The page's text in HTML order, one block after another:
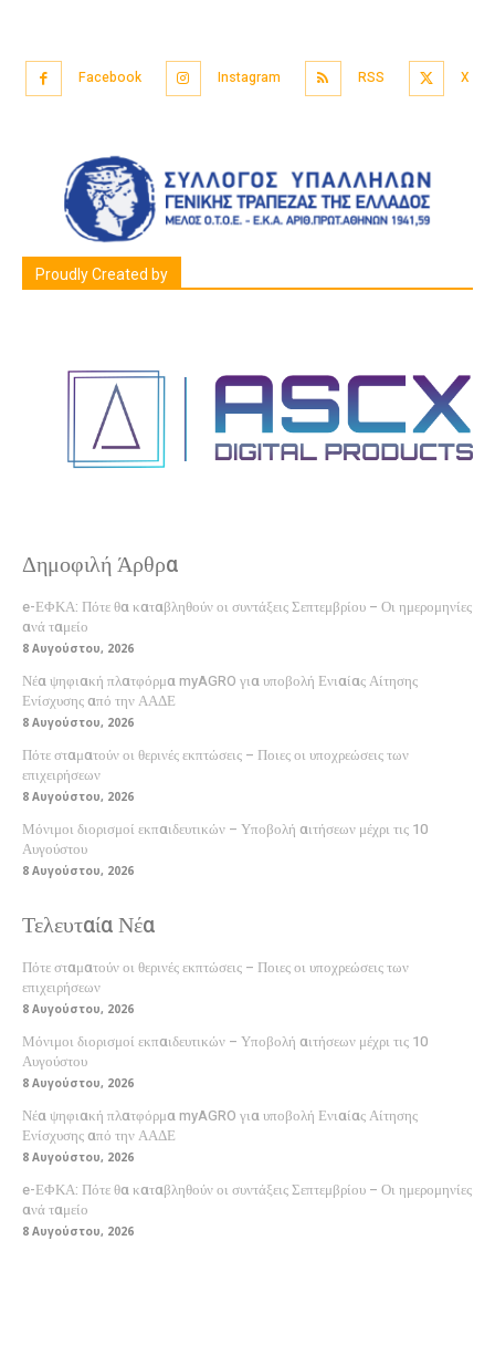
Facebook Instagram RSS X
Proudly Created by
Δημοφιλή Άρθρα
e-ΕΦΚΑ: Πότε θα καταβληθούν οι συντάξεις Σεπτεμβρίου – Οι ημερομηνίες
ανά ταμείο
8 Αυγούστου, 2026
Νέα ψηφιακή πλατφόρμα myAGRO για υποβολή Ενιαίας Αίτησης
Ενίσχυσης από την ΑΑΔΕ
8 Αυγούστου, 2026
Πότε σταματούν οι θερινές εκπτώσεις – Ποιες οι υποχρεώσεις των
επιχειρήσεων
8 Αυγούστου, 2026
Μόνιμοι διορισμοί εκπαιδευτικών – Υποβολή αιτήσεων μέχρι τις 10
Αυγούστου
8 Αυγούστου, 2026
Τελευταία Νέα
Πότε σταματούν οι θερινές εκπτώσεις – Ποιες οι υποχρεώσεις των
επιχειρήσεων
8 Αυγούστου, 2026
Μόνιμοι διορισμοί εκπαιδευτικών – Υποβολή αιτήσεων μέχρι τις 10
Αυγούστου
8 Αυγούστου, 2026
Νέα ψηφιακή πλατφόρμα myAGRO για υποβολή Ενιαίας Αίτησης
Ενίσχυσης από την ΑΑΔΕ
8 Αυγούστου, 2026
e-ΕΦΚΑ: Πότε θα καταβληθούν οι συντάξεις Σεπτεμβρίου – Οι ημερομηνίες
ανά ταμείο
8 Αυγούστου, 2026